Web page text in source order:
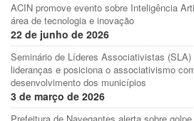
ACIN promove evento sobre Inteligência
área de tecnologia e inovação
22 de junho de 2026
Seminário de Líderes Associativistas (SLA)
lideranças e posiciona o associativismo
desenvolvimento dos municípios
3 de março de 2026